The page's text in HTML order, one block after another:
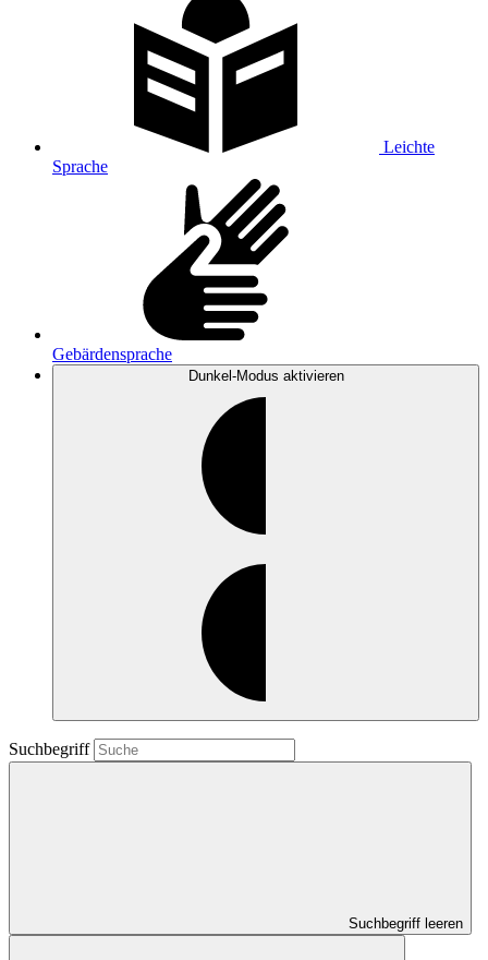
Leichte
Sprache
Gebärdensprache
Dunkel-Modus aktivieren
Suchbegriff
Suchbegriff leeren